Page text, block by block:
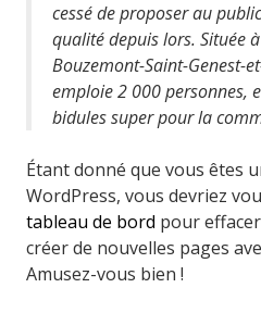
cessé de proposer au
qualité depuis lors. Située
Bouzemont-Saint-Genest-
emploie 2 000 personnes,
bidules super pour la
Étant donné que vous êtes
WordPress, vous devriez
tableau de bord pour
créer de nouvelles pages
Amusez-vous bien !